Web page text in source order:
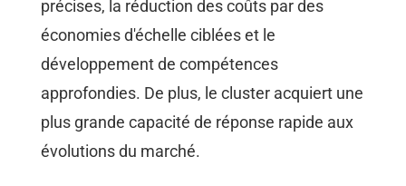
précises, la réduction des coûts par des
économies d'échelle ciblées et le
développement de compétences
approfondies. De plus, le cluster acquiert une
plus grande capacité de réponse rapide aux
évolutions du marché.